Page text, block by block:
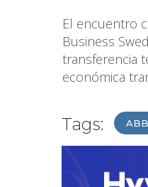
El encuentro
Business
transferencia
económica
Tags: ABB